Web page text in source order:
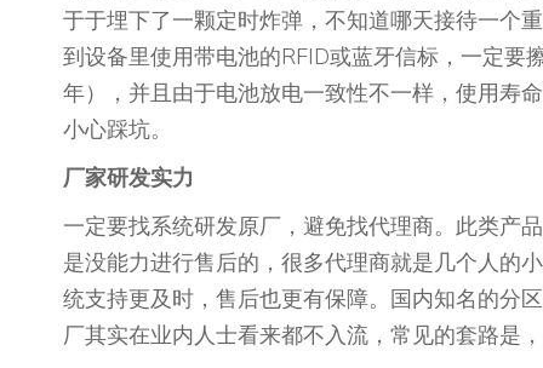
于于埋下了一颗定时炸弹，不知道哪天接待一个
到设备里使用带电池的RFID或蓝牙信标，一定
年），并且由于电池放电一致性不一样，使用寿
小心踩坑。
厂家研发实力
一定要找系统研发原厂，避免找代理商。此类产
是没能力进行售后的，很多代理商就是几个人的
统支持更及时，售后也更有保障。国内知名的分
厂其实在业内人士看来都不入流，常见的套路是